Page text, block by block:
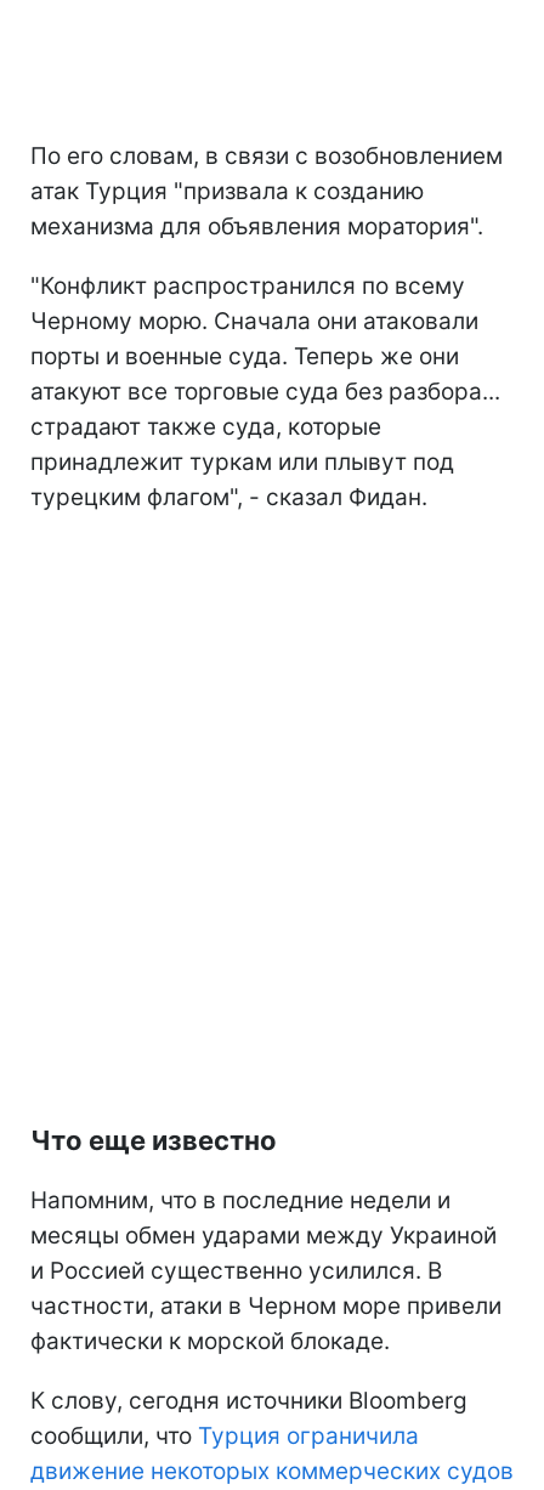
По его словам, в связи с возобновлением
атак Турция "призвала к созданию
механизма для объявления моратория".
"Конфликт распространился по всему
Черному морю. Сначала они атаковали
порты и военные суда. Теперь же они
атакуют все торговые суда без разбора...
страдают также суда, которые
принадлежит туркам или плывут под
турецким флагом", - сказал Фидан.
Что еще известно
Напомним, что в последние недели и
месяцы обмен ударами между Украиной
и Россией существенно усилился. В
частности, атаки в Черном море привели
фактически к морской блокаде.
К слову, сегодня источники Bloomberg
сообщили, что Турция ограничила
движение некоторых коммерческих судов